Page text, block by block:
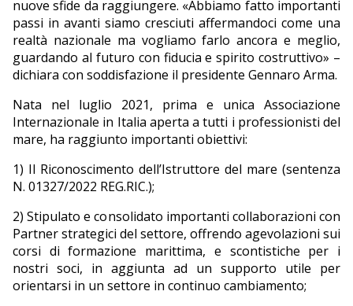
nuove sfide da raggiungere. «Abbiamo fatto importanti
passi in avanti siamo cresciuti affermandoci come una
realtà nazionale ma vogliamo farlo ancora e meglio,
guardando al futuro con fiducia e spirito costruttivo» –
dichiara con soddisfazione il presidente Gennaro Arma.
Nata nel luglio 2021, prima e unica Associazione
Internazionale in Italia aperta a tutti i professionisti del
mare, ha raggiunto importanti obiettivi:
1) Il Riconoscimento dell’Istruttore del mare (sentenza
N. 01327/2022 REG.RIC.);
2) Stipulato e consolidato importanti collaborazioni con
Partner strategici del settore, offrendo agevolazioni sui
corsi di formazione marittima, e scontistiche per i
nostri soci, in aggiunta ad un supporto utile per
orientarsi in un settore in continuo cambiamento;